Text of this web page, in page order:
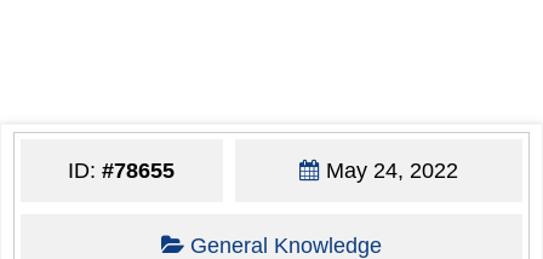
ID:#78655 May 24, 2022
General Knowledge